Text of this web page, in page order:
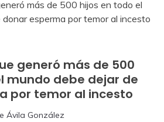
generó más de 500
mundo debe dejar de
por temor al incesto
Ávila González